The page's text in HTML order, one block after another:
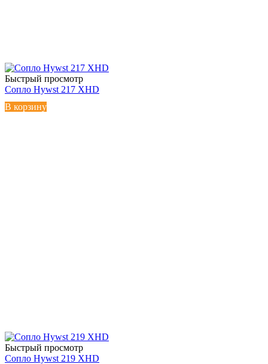
Быстрый просмотр
Сопло Hywst 217 XHD
В корзину
Быстрый просмотр
Сопло Hywst 219 XHD